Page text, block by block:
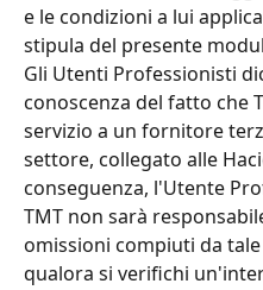
e le condizioni a lui
stipula del presente
Gli Utenti Professionisti
conoscenza del fatto che
servizio a un fornitore
settore, collegato alle
conseguenza, l'Utente
TMT non sarà
omissioni compiuti da
qualora si verifichi